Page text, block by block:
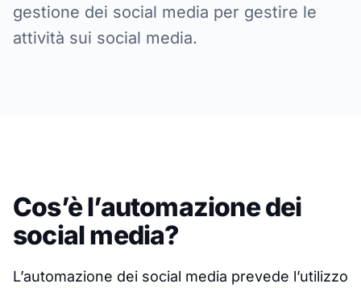
gestione dei social media per gestire le
attività sui social media.
Cos’è l’automazione dei
social media?
L’automazione dei social media prevede l’utilizzo